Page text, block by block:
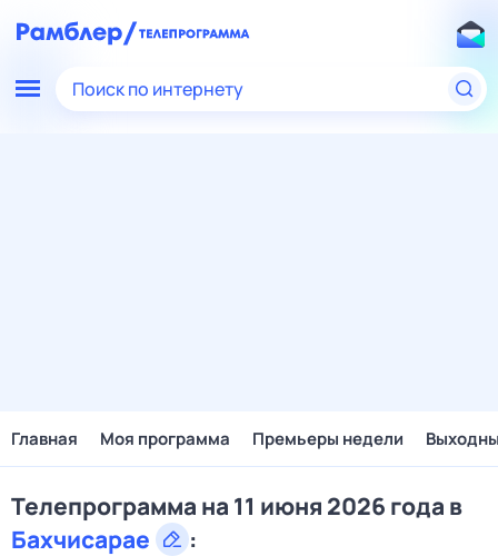
Поиск по интернету
Главная Моя программа Премьеры недели
Телепрограмма на 11 июня 2026 года в
Бахчисарае
: